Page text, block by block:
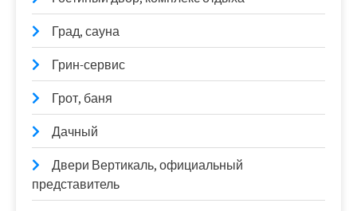
Град, сауна
Грин-сервис
Грот, баня
Дачный
Двери Вертикаль, официальный
представитель